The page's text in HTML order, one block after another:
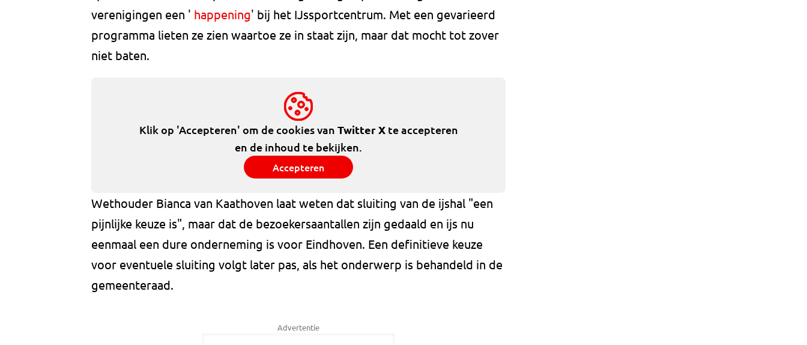
verenigingen een ' happening' bij het IJssportcentrum. Met een gevarieerd
programma lieten ze zien waartoe ze in staat zijn, maar dat mocht tot zover
niet baten.
Klik op 'Accepteren' om de cookies van Twitter Xte accepteren
en de inhoud te bekijken.
Accepteren
Wethouder Bianca van Kaathoven laat weten dat sluiting van de ijshal "een
pijnlijke keuze is", maar dat de bezoekersaantallen zijn gedaald en ijs nu
eenmaal een dure onderneming is voor Eindhoven. Een definitieve keuze
voor eventuele sluiting volgt later pas, als het onderwerp is behandeld in de
gemeenteraad.
Advertentie